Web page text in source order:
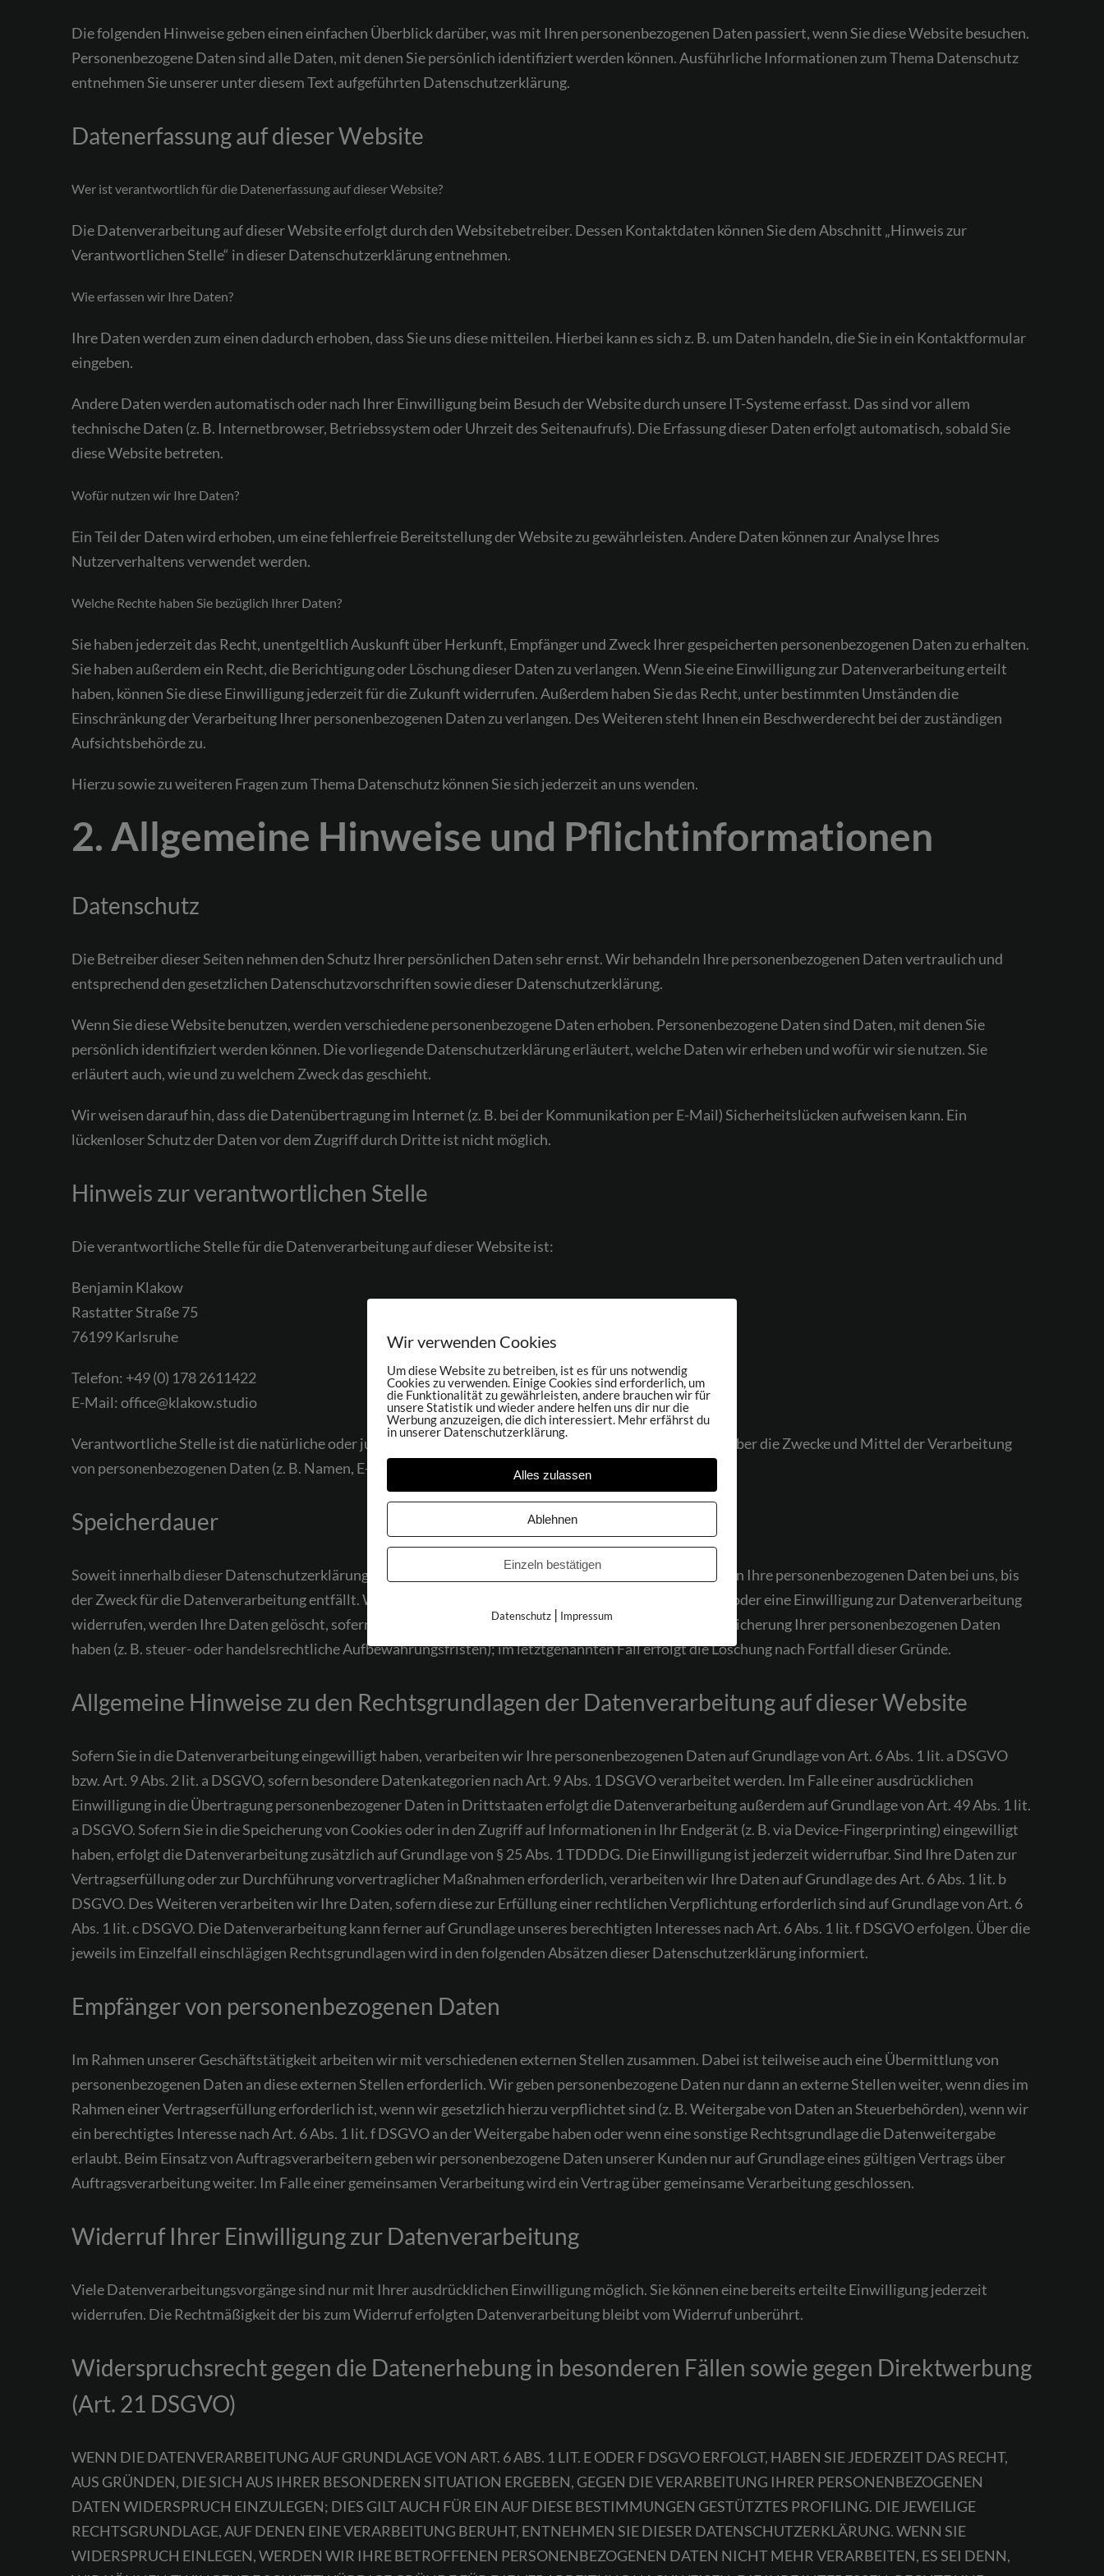
Kostenfreie Erstberatung
Die folgenden Hinweise geben einen einfachen Überblick darüber, was mit Ihren personenbezogenen Daten passiert, wenn Sie diese Website besuchen.
Personenbezogene Daten sind alle Daten, mit denen Sie persönlich identifiziert werden können. Ausführliche Informationen zum Thema Datenschutz
entnehmen Sie unserer unter diesem Text aufgeführten Datenschutzerklärung.
Datenerfassung auf dieser Website
Wer ist verantwortlich für die Datenerfassung auf dieser Website?
Die Datenverarbeitung auf dieser Website erfolgt durch den Websitebetreiber. Dessen Kontaktdaten können Sie dem Abschnitt „Hinweis zur
Verantwortlichen Stelle“ in dieser Datenschutzerklärung entnehmen.
Wie erfassen wir Ihre Daten?
Ihre Daten werden zum einen dadurch erhoben, dass Sie uns diese mitteilen. Hierbei kann es sich z. B. um Daten handeln, die Sie in ein Kontaktformular
eingeben.
Andere Daten werden automatisch oder nach Ihrer Einwilligung beim Besuch der Website durch unsere IT-Systeme erfasst. Das sind vor allem
technische Daten (z. B. Internetbrowser, Betriebssystem oder Uhrzeit des Seitenaufrufs). Die Erfassung dieser Daten erfolgt automatisch, sobald Sie
diese Website betreten.
Wofür nutzen wir Ihre Daten?
Ein Teil der Daten wird erhoben, um eine fehlerfreie Bereitstellung der Website zu gewährleisten. Andere Daten können zur Analyse Ihres
Nutzerverhaltens verwendet werden.
Welche Rechte haben Sie bezüglich Ihrer Daten?
Sie haben jederzeit das Recht, unentgeltlich Auskunft über Herkunft, Empfänger und Zweck Ihrer gespeicherten personenbezogenen Daten zu erhalten.
Sie haben außerdem ein Recht, die Berichtigung oder Löschung dieser Daten zu verlangen. Wenn Sie eine Einwilligung zur Datenverarbeitung erteilt
haben, können Sie diese Einwilligung jederzeit für die Zukunft widerrufen. Außerdem haben Sie das Recht, unter bestimmten Umständen die
Einschränkung der Verarbeitung Ihrer personenbezogenen Daten zu verlangen. Des Weiteren steht Ihnen ein Beschwerderecht bei der zuständigen
Aufsichtsbehörde zu.
Hierzu sowie zu weiteren Fragen zum Thema Datenschutz können Sie sich jederzeit an uns wenden.
2. Allgemeine Hinweise und Pflicht­informationen
Datenschutz
Die Betreiber dieser Seiten nehmen den Schutz Ihrer persönlichen Daten sehr ernst. Wir behandeln Ihre personenbezogenen Daten vertraulich und
entsprechend den gesetzlichen Datenschutzvorschriften sowie dieser Datenschutzerklärung.
Wenn Sie diese Website benutzen, werden verschiedene personenbezogene Daten erhoben. Personenbezogene Daten sind Daten, mit denen Sie
persönlich identifiziert werden können. Die vorliegende Datenschutzerklärung erläutert, welche Daten wir erheben und wofür wir sie nutzen. Sie
erläutert auch, wie und zu welchem Zweck das geschieht.
Wir weisen darauf hin, dass die Datenübertragung im Internet (z. B. bei der Kommunikation per E-Mail) Sicherheitslücken aufweisen kann. Ein
lückenloser Schutz der Daten vor dem Zugriff durch Dritte ist nicht möglich.
Hinweis zur verantwortlichen Stelle
Die verantwortliche Stelle für die Datenverarbeitung auf dieser Website ist:
Benjamin Klakow
Rastatter Straße 75
76199 Karlsruhe
Telefon: +49 (0) 178 2611422
E-Mail: office@klakow.studio
Verantwortliche Stelle ist die natürliche oder juristische Person, die allein oder gemeinsam mit anderen über die Zwecke und Mittel der Verarbeitung
von personenbezogenen Daten (z. B. Namen, E-Mail-Adressen o. Ä.) entscheidet.
Speicherdauer
Soweit innerhalb dieser Datenschutzerklärung keine speziellere Speicherdauer genannt wurde, verbleiben Ihre personenbezogenen Daten bei uns, bis
der Zweck für die Datenverarbeitung entfällt. Wenn Sie ein berechtigtes Löschersuchen geltend machen oder eine Einwilligung zur Datenverarbeitung
widerrufen, werden Ihre Daten gelöscht, sofern wir keine anderen rechtlich zulässigen Gründe für die Speicherung Ihrer personenbezogenen Daten
haben (z. B. steuer- oder handelsrechtliche Aufbewahrungsfristen); im letztgenannten Fall erfolgt die Löschung nach Fortfall dieser Gründe.
Allgemeine Hinweise zu den Rechtsgrundlagen der Datenverarbeitung auf dieser Website
Sofern Sie in die Datenverarbeitung eingewilligt haben, verarbeiten wir Ihre personenbezogenen Daten auf Grundlage von Art. 6 Abs. 1 lit. a DSGVO
bzw. Art. 9 Abs. 2 lit. a DSGVO, sofern besondere Datenkategorien nach Art. 9 Abs. 1 DSGVO verarbeitet werden. Im Falle einer ausdrücklichen
Einwilligung in die Übertragung personenbezogener Daten in Drittstaaten erfolgt die Datenverarbeitung außerdem auf Grundlage von Art. 49 Abs. 1 lit.
a DSGVO. Sofern Sie in die Speicherung von Cookies oder in den Zugriff auf Informationen in Ihr Endgerät (z. B. via Device-Fingerprinting) eingewilligt
haben, erfolgt die Datenverarbeitung zusätzlich auf Grundlage von § 25 Abs. 1 TDDDG. Die Einwilligung ist jederzeit widerrufbar. Sind Ihre Daten zur
Vertragserfüllung oder zur Durchführung vorvertraglicher Maßnahmen erforderlich, verarbeiten wir Ihre Daten auf Grundlage des Art. 6 Abs. 1 lit. b
DSGVO. Des Weiteren verarbeiten wir Ihre Daten, sofern diese zur Erfüllung einer rechtlichen Verpflichtung erforderlich sind auf Grundlage von Art. 6
Abs. 1 lit. c DSGVO. Die Datenverarbeitung kann ferner auf Grundlage unseres berechtigten Interesses nach Art. 6 Abs. 1 lit. f DSGVO erfolgen. Über die
jeweils im Einzelfall einschlägigen Rechtsgrundlagen wird in den folgenden Absätzen dieser Datenschutzerklärung informiert.
Empfänger von personenbezogenen Daten
Im Rahmen unserer Geschäftstätigkeit arbeiten wir mit verschiedenen externen Stellen zusammen. Dabei ist teilweise auch eine Übermittlung von
personenbezogenen Daten an diese externen Stellen erforderlich. Wir geben personenbezogene Daten nur dann an externe Stellen weiter, wenn dies im
Rahmen einer Vertragserfüllung erforderlich ist, wenn wir gesetzlich hierzu verpflichtet sind (z. B. Weitergabe von Daten an Steuerbehörden), wenn wir
ein berechtigtes Interesse nach Art. 6 Abs. 1 lit. f DSGVO an der Weitergabe haben oder wenn eine sonstige Rechtsgrundlage die Datenweitergabe
erlaubt. Beim Einsatz von Auftragsverarbeitern geben wir personenbezogene Daten unserer Kunden nur auf Grundlage eines gültigen Vertrags über
Auftragsverarbeitung weiter. Im Falle einer gemeinsamen Verarbeitung wird ein Vertrag über gemeinsame Verarbeitung geschlossen.
Widerruf Ihrer Einwilligung zur Datenverarbeitung
Viele Datenverarbeitungsvorgänge sind nur mit Ihrer ausdrücklichen Einwilligung möglich. Sie können eine bereits erteilte Einwilligung jederzeit
widerrufen. Die Rechtmäßigkeit der bis zum Widerruf erfolgten Datenverarbeitung bleibt vom Widerruf unberührt.
Widerspruchsrecht gegen die Datenerhebung in besonderen Fällen sowie gegen Direktwerbung
(Art. 21 DSGVO)
WENN DIE DATENVERARBEITUNG AUF GRUNDLAGE VON ART. 6 ABS. 1 LIT. E ODER F DSGVO ERFOLGT, HABEN SIE JEDERZEIT DAS RECHT,
AUS GRÜNDEN, DIE SICH AUS IHRER BESONDEREN SITUATION ERGEBEN, GEGEN DIE VERARBEITUNG IHRER PERSONENBEZOGENEN
DATEN WIDERSPRUCH EINZULEGEN; DIES GILT AUCH FÜR EIN AUF DIESE BESTIMMUNGEN GESTÜTZTES PROFILING. DIE JEWEILIGE
RECHTSGRUNDLAGE, AUF DENEN EINE VERARBEITUNG BERUHT, ENTNEHMEN SIE DIESER DATENSCHUTZERKLÄRUNG. WENN SIE
WIDERSPRUCH EINLEGEN, WERDEN WIR IHRE BETROFFENEN PERSONENBEZOGENEN DATEN NICHT MEHR VERARBEITEN, ES SEI DENN,
Wir verwenden Cookies
Um diese Website zu betreiben, ist es für uns notwendig
Cookies zu verwenden. Einige Cookies sind erforderlich, um
die Funktionalität zu gewährleisten, andere brauchen wir für
unsere Statistik und wieder andere helfen uns dir nur die
Werbung anzuzeigen, die dich interessiert. Mehr erfährst du
in unserer Datenschutzerklärung.
Alles zulassen
Ablehnen
Einzeln bestätigen
Datenschutz | Impressum